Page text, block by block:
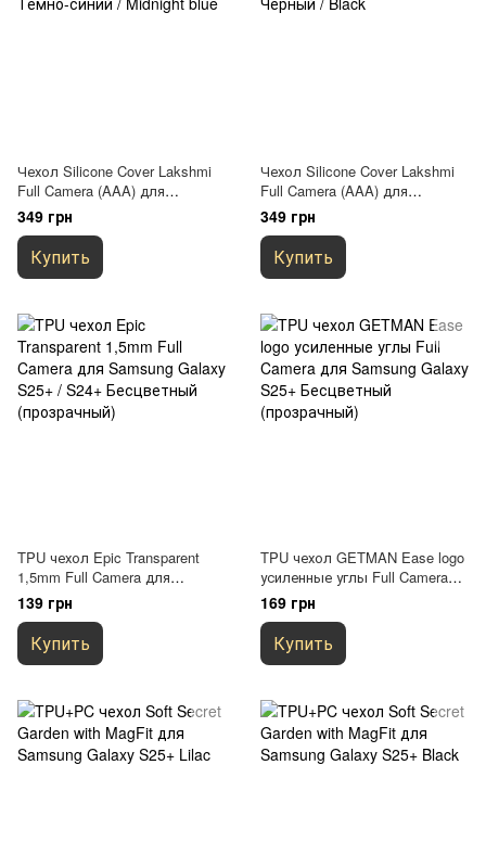
Чехол Silicone Cover Lakshmi
Full Camera (AAA) для
Samsung Galaxy S25+ Темно-
синий / Midnight blue
349 грн
Купить
Чехол Silicone Cover Lakshmi
Full Camera (AAA) для
Samsung Galaxy S25+ Черный
/ Black
349 грн
Купить
TPU чехол Epic Transparent
1,5mm Full Camera для
Samsung Galaxy S25+ / S24+
Бесцветный (прозрачный)
139 грн
Купить
TPU чехол GETMAN Ease logo
усиленные углы Full Camera
для Samsung Galaxy S25+
Бесцветный (прозрачный)
169 грн
Купить